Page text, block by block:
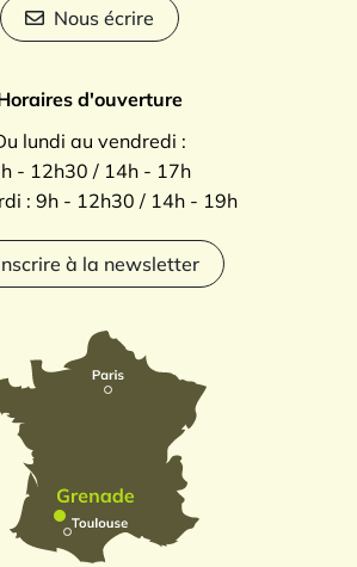
Nous écrire
d'ouverture
lundi au vendredi :
- 12h30 / 14h - 17h
: 9h - 12h30 / 14h - 19h
à la newsletter